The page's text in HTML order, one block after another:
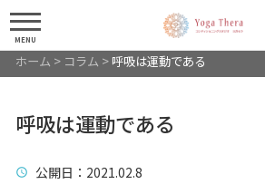
MENU
ホーム > コラム > 呼吸は運動である
呼吸は運動である
公開日 ：2021.02.8